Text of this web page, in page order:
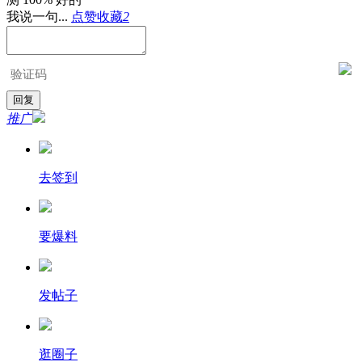
我说一句... 点赞收藏2
推广
去签到
要爆料
发帖子
逛圈子